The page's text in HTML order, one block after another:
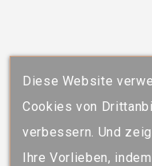
Diese Website
Cookies von
verbessern. Und
Ihre Vorlieben,